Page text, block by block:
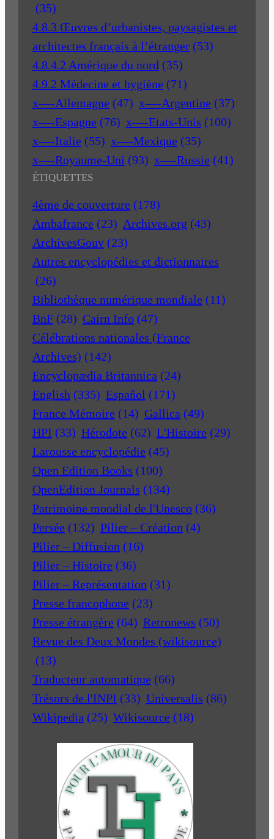
(35)
4.8.3 Œuvres d’urbanistes, paysagistes et
architectes français à l’étranger (53)
4.8.4.2 Amérique du nord (35)
4.9.2 Médecine et hygiène (71)
x—-Allemagne (47) x—-Argentine (37)
x—-Espagne (76) x—-Etats-Unis (100)
x—-Italie (55) x—-Mexique (35)
x—-Royaume-Uni (93) x—-Russie (41)
ÉTIQUETTES
4ème de couverture (178)
Ambafrance (23) Archives.org (43)
ArchivesGouv (23)
Autres encyclopédies et dictionnaires
(26)
Bibliothèque numérique mondiale (11)
BnF (28) Cairn Info (47)
Célébrations nationales (France
Archives) (142)
Encyclopædia Britannica (24)
English (335) Español (171)
France Mémoire (14) Gallica (49)
HPI (33) Hérodote (62) L'Histoire (29)
Larousse encyclopédie (45)
Open Edition Books (100)
OpenEdition Journals (134)
Patrimoine mondial de l'Unesco (36)
Persée (132) Pilier – Création (4)
Pilier – Diffusion (16)
Pilier – Histoire (36)
Pilier – Représentation (31)
Presse francophone (23)
Presse étrangère (64) Retronews (50)
Revue des Deux Mondes (wikisource)
(13)
Traducteur automatique (66)
Trésors de l'INPI (33) Universalis (86)
Wikipedia (25) Wikisource (18)